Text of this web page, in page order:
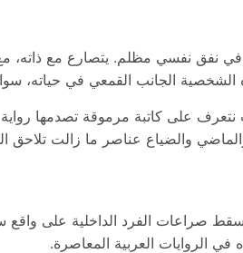
نفق نفسي مظلم. يتصارع مع ذاته،
الجانب القمعي في حياته،
نتعرف على كاتبة مرموقة تصدمها
والضياع عناصر ما زالت
صراعات الفرد الداخلية على واقع
في الروايات العربية المعاصرة.